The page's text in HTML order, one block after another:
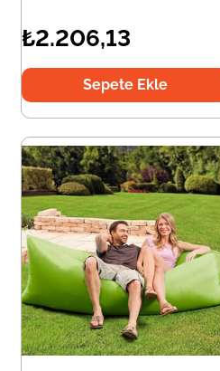
₺2.206,13
Sepete Ekle